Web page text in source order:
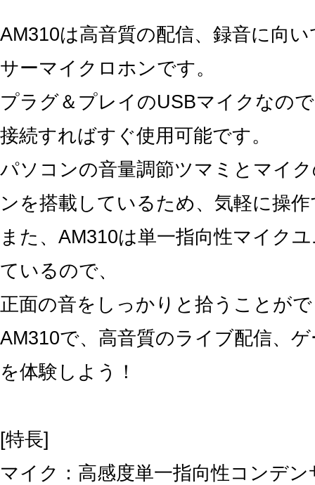
AM310は高音質の配信、録音に向
サーマイクロホンです。
プラグ＆プレイのUSBマイクなの
接続すればすぐ使用可能です。
パソコンの音量調節ツマミとマイ
ンを搭載しているため、気軽に操
また、AM310は単一指向性マイク
ているので、
正面の音をしっかりと拾うことが
AM310で、高音質のライブ配信、
を体験しよう！
[特長]
マイク：高感度単一指向性コンデ